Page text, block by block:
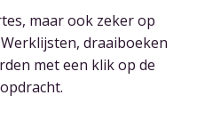
maar ook zeker op
draaiboeken
met een klik op de